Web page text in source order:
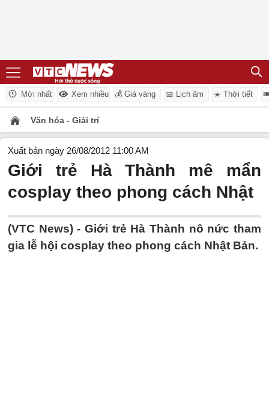
Mới nhất Xem nhiều 💰 Giá vàng 📅 Lịch âm ☀️ Thời tiết
Văn hóa - Giải trí
Xuất bản ngày 26/08/2012 11:00 AM
Giới trẻ Hà Thành mê mẩn
cosplay theo phong cách Nhật
(VTC News) - Giới trẻ Hà Thành nô nức tham
gia lễ hội cosplay theo phong cách Nhật Bản.